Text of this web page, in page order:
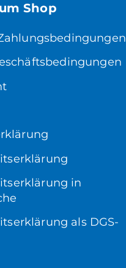
Shop
in
als DGS-